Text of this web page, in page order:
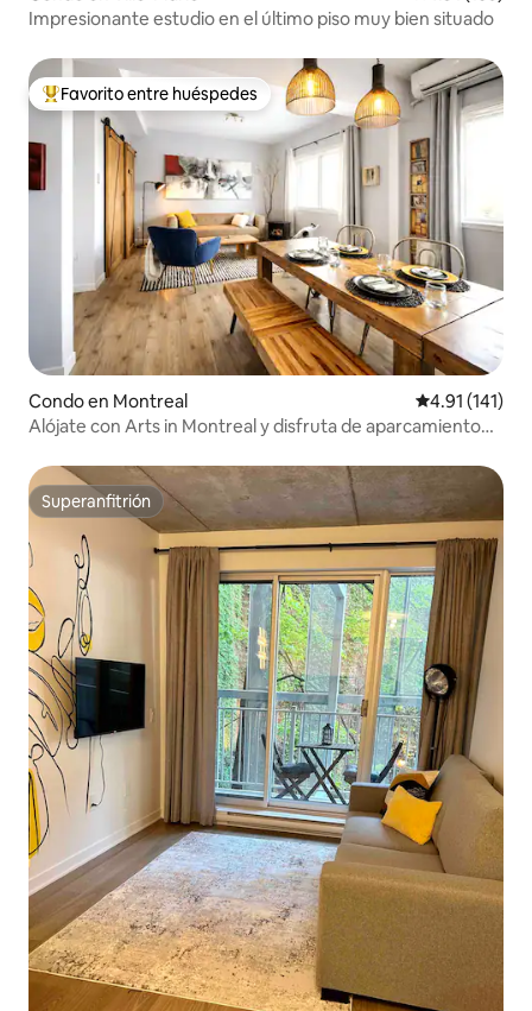
Impresionante estudio en el último piso muy bien situado
Favorito entre huéspedes preferido
Favorito entre huéspedes
Condo en Montreal Calificación
4.91 (141)
Alójate con Arts in Montreal y disfruta de aparcamiento
Superanfitrión
Superanfitrión